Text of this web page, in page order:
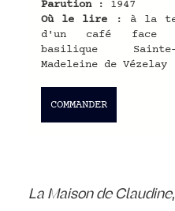
Parution : 1947
Où le lire : à la
d'un café
basilique Sainte-
Madeleine de Vézelay
COMMANDER
La Maison de Claudine